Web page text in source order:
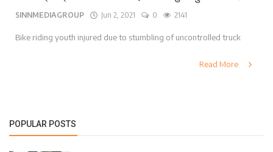
SINNMEDIAGROUP Jun 2, 2021 0 2141
Bike riding youth injured due to stumbling of uncontrolled truck
Read More
POPULAR POSTS